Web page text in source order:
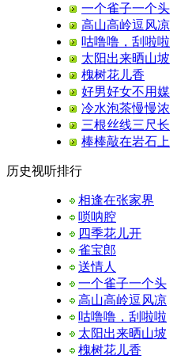
一个雀子一个头
高山高岭逗风凉
咕噜噜，刮啦啦
太阳出来晒山坡
槐树花儿香
好男好女不用媒
冷水泡茶慢慢浓
三根丝线三尺长
棒棒敲在岩石上
历史视听排行
相逢在张家界
唢呐腔
四季花儿开
雀宝郎
送情人
一个雀子一个头
高山高岭逗风凉
咕噜噜，刮啦啦
太阳出来晒山坡
槐树花儿香